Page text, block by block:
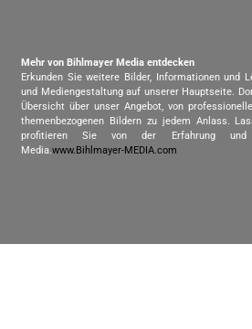
Mehr von Bihlmayer Media entdecken
Erkunden Sie weitere Bilder, Informationen und
und Mediengestaltung auf unserer Hauptseite.
Übersicht über unser Angebot, von
themenbezogenen Bildern zu jedem Anlass.
profitieren Sie von der Erfahrung und
Media.www.Bihlmayer-MEDIA.com